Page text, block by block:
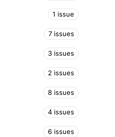
1 issue
7 issues
3 issues
2 issues
8 issues
4 issues
6 issues